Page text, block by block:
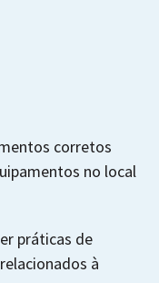
corretos
no local
práticas de
à